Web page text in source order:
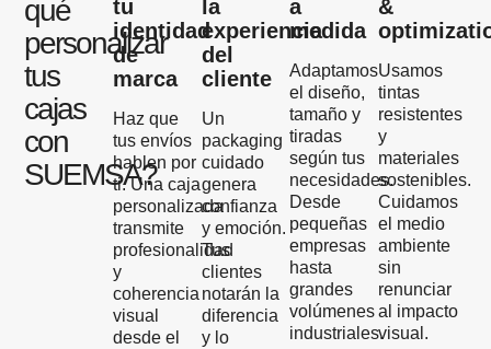
qué
personalizar
tus
cajas
con
SUEMSA?
tu
identidad
de
marca
Haz que
tus envíos
hablen por
ti. Una caja
personalizada
transmite
profesionalidad
y
coherencia
visual
desde el
la
experiencia
del
cliente
Un
packaging
cuidado
genera
confianza
y emoción.
Tus
clientes
notarán la
diferencia
y lo
a
medida
Adaptamos
el diseño,
tamaño y
tiradas
según tus
necesidades.
Desde
pequeñas
empresas
hasta
grandes
volúmenes
industriales.
&
Usamos
tintas
resistentes
y
materiales
sostenibles.
Cuidamos
el medio
ambiente
sin
renunciar
al impacto
visual.